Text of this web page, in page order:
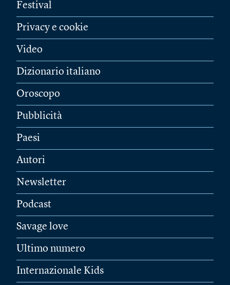
Festival
Privacy e cookie
Video
Dizionario italiano
Oroscopo
Pubblicità
Paesi
Autori
Newsletter
Podcast
Savage love
Ultimo numero
Internazionale Kids